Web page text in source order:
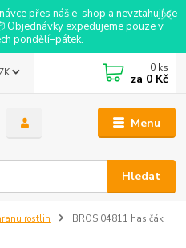
přes náš e-shop a nevztahují se
Objednávky expedujeme pouze v
pondělí–pátek.
Menu
Hledat
0 ks
za 0 Kč
rostlin
BROS 04811 hasičák